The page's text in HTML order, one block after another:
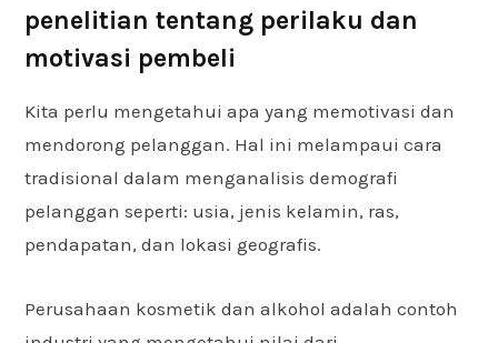
penelitian tentang perilaku dan
motivasi pembeli
Kita perlu mengetahui apa yang memotivasi dan
mendorong pelanggan. Hal ini melampaui cara
tradisional dalam menganalisis demografi
pelanggan seperti: usia, jenis kelamin, ras,
pendapatan, dan lokasi geografis.
Perusahaan kosmetik dan alkohol adalah contoh